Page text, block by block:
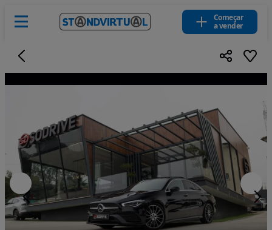
Começar
a vender